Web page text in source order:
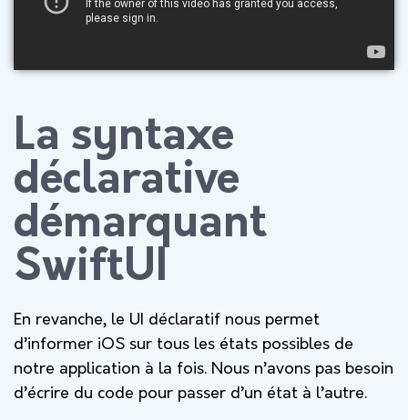
La syntaxe
déclarative
démarquant
SwiftUI
En revanche, le UI déclaratif nous permet
d’informer iOS sur tous les états possibles de
notre application à la fois. Nous n’avons pas besoin
d’écrire du code pour passer d’un état à l’autre.